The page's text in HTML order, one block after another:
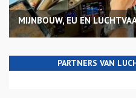
MIJNBOUW, EU EN
PARTNERS VAN